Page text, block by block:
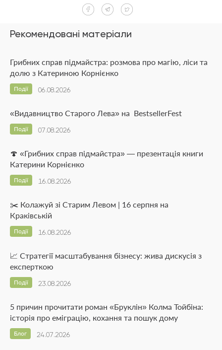
Рекомендовані матеріали
Грибних справ підмайстра: розмова про магію, ліси та
долю з Катериною Корнієнко
06.08.2026
Події
«Видавництво Старого Лева» на BestsellerFest
07.08.2026
Події
🍄 «Грибних справ підмайстра» — презентація книги
Катерини Корнієнко
16.08.2026
Події
✂️ Колажуй зі Старим Левом | 16 серпня на
Краківській
16.08.2026
Події
📈 Стратегії масштабування бізнесу: жива дискусія з
експерткою
23.08.2026
Події
5 причин прочитати роман «Бруклін» Колма Тойбіна:
історія про еміграцію, кохання та пошук дому
24.07.2026
Блог